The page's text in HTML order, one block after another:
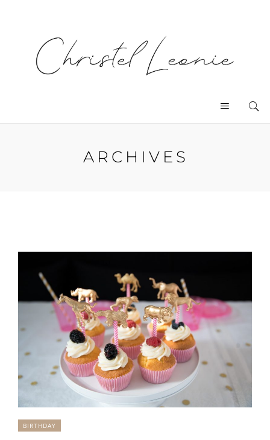
ARCHIVES
BIRTHDAY